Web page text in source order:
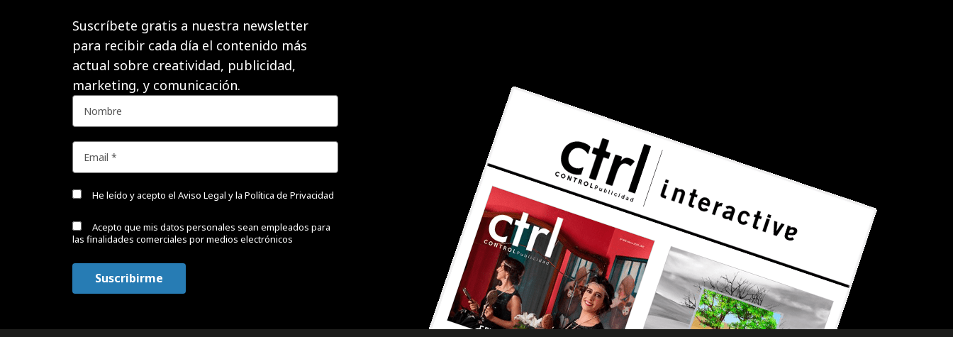
Suscríbete gratis a nuestra newsletter
para recibir cada día el contenido más
actual sobre creatividad, publicidad,
marketing, y comunicación.
He leído y acepto el Aviso Legal y la Política de Privacidad
Acepto que mis datos personales sean empleados para
las finalidades comerciales por medios electrónicos